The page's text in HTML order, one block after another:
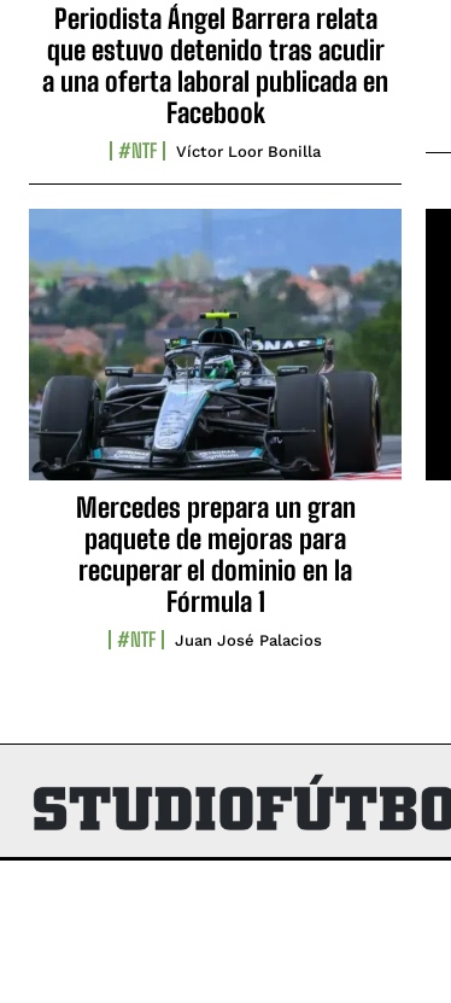
Periodista Ángel Barrera relata
que estuvo detenido tras acudir
a una oferta laboral publicada en
Facebook
#NTF Víctor Loor Bonilla
Mercedes prepara un gran
paquete de mejoras para
recuperar el dominio en la
Fórmula 1
#NTF Juan José Palacios